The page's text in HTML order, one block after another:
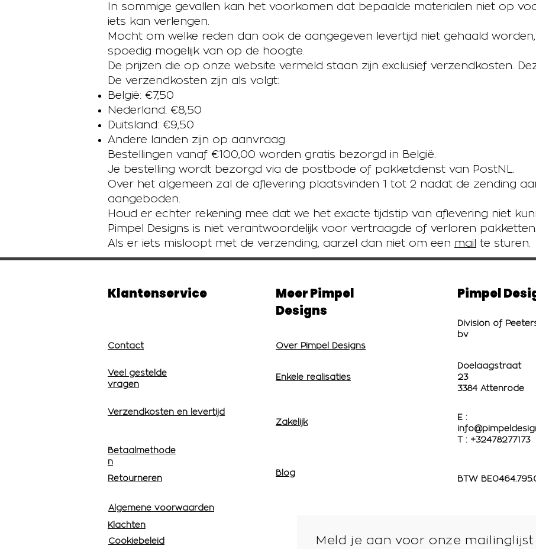
In sommige gevallen kan het voorkomen dat bepaalde materialen niet op
iets kan verlengen.
Mocht om welke reden dan ook de aangegeven levertijd niet gehaald
spoedig mogelijk van op de hoogte.
De prijzen die op onze website vermeld staan zijn exclusief verzendkosten.
De verzendkosten zijn als volgt:
België: €7,50
Nederland: €8,50
Duitsland: €9,50
Andere landen zijn op aanvraag
Bestellingen vanaf €100,00 worden gratis bezorgd in België.​
Je bestelling wordt bezorgd via de postbode of pakketdienst van PostNL.
Over het algemeen zal de aflevering plaatsvinden 1 tot 2 nadat de zending
aangeboden.
Houd er echter rekening mee dat we het exacte tijdstip van aflevering niet
Pimpel Designs is niet verantwoordelijk voor vertraagde of verloren pakketten.
Als er iets misloopt met de verzending, aarzel dan niet om een mail te sturen.
Klantenservice
Contact
Veel gestelde
vragen
Verzendkosten en levertijd
Betaalmethode
n
Retourneren
Meer Pimpel
Designs
Pimpel
Division of
bv
Over Pimpel Designs
Enkele realisaties
Zakelijk
Blog
Doelaagstraat
23
3384 Attenrode
E :
T : +32478277173
BTW
Algemene voorwaarden
Klachten
Cookiebeleid
Meld je aan voor onze mailinglijst